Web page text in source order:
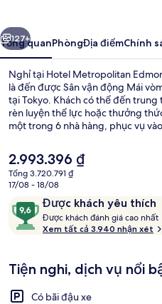
Tiếp
127+
Tổng quanPhòngĐịa điểmChính
Nghỉ tại Hotel Metropolitan
là đến được Sân vận động Mái
tại Tokyo. Khách có thể đến
rèn luyện thể lực hoặc thưởng
một trong 6 nhà hàng, phục vụ
cách nơi đây 5 phút đi xe. Lý do
trú vì tiện cho ngắm cảnh và chỉ
dịch vụ giao thông công cộng,
Suidōbashi is 13 phút.
Giá
hiện
tại
2.993.396 ₫
2.993.396 ₫
Tổng 3.720.791 ₫
17/08 - 18/08
Nhận
xét
Được khách yêu thích
9,6
trên
10,
khách
yêu
thích
Được khách đánh giá cao nhất
ư
k
Xem tất cả 3.940 nhận xét
Tiện nghi, dịch vụ nổi
Có bãi đậu xe